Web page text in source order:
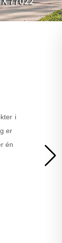
i
er
én